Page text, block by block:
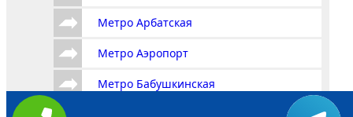
Метро Арбатская
Метро Аэропорт
Метро Бабушкинская